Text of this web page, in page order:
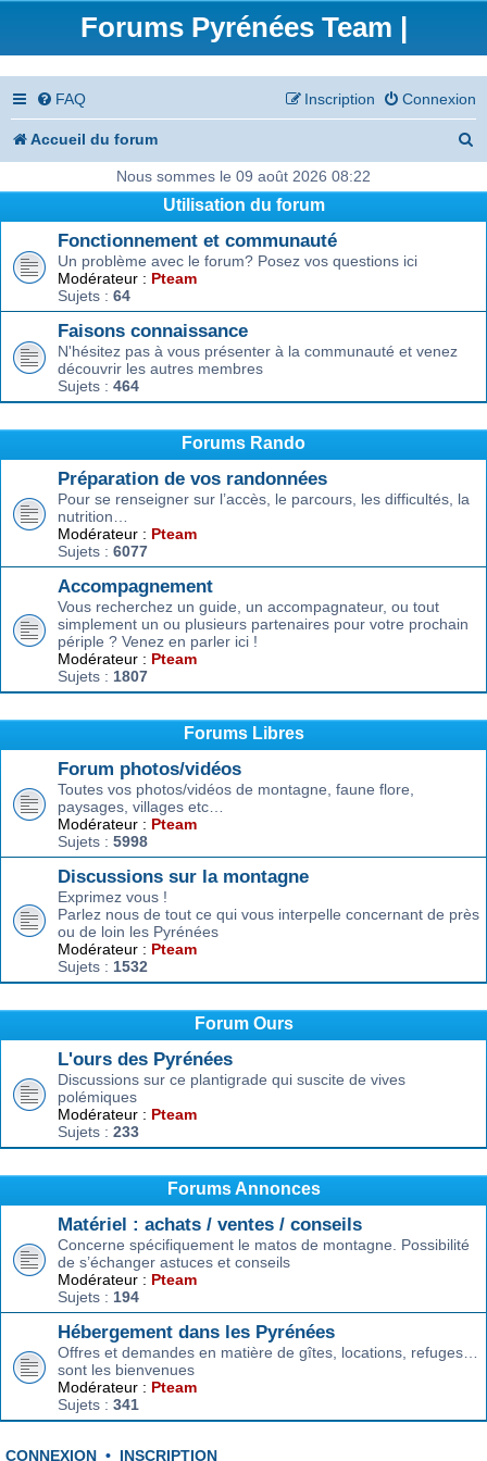
Forums Pyrénées Team |
FAQ Connexion
Inscription
Accueil du forum
e
Nous sommes le 09 août 2026 08:22
Utilisation du forum
Fonctionnement et communauté
Un problème avec le forum? Posez vos questions ici
Modérateur : Pteam
Sujets : 64
Faisons connaissance
N'hésitez pas à vous présenter à la communauté et venez
découvrir les autres membres
Sujets : 464
Forums Rando
Préparation de vos randonnées
Pour se renseigner sur l’accès, le parcours, les difficultés, la
nutrition…
Modérateur : Pteam
Sujets : 6077
Accompagnement
Vous recherchez un guide, un accompagnateur, ou tout
simplement un ou plusieurs partenaires pour votre prochain
périple ? Venez en parler ici !
Modérateur : Pteam
Sujets : 1807
Forums Libres
Forum photos/vidéos
Toutes vos photos/vidéos de montagne, faune flore,
paysages, villages etc…
Modérateur : Pteam
Sujets : 5998
Discussions sur la montagne
Exprimez vous !
Parlez nous de tout ce qui vous interpelle concernant de près
ou de loin les Pyrénées
Modérateur : Pteam
Sujets : 1532
Forum Ours
L'ours des Pyrénées
Discussions sur ce plantigrade qui suscite de vives
polémiques
Modérateur : Pteam
Sujets : 233
Forums Annonces
Matériel : achats / ventes / conseils
Concerne spécifiquement le matos de montagne. Possibilité
de s’échanger astuces et conseils
Modérateur : Pteam
Sujets : 194
Hébergement dans les Pyrénées
Offres et demandes en matière de gîtes, locations, refuges…
sont les bienvenues
Modérateur : Pteam
Sujets : 341
CONNEXION • INSCRIPTION